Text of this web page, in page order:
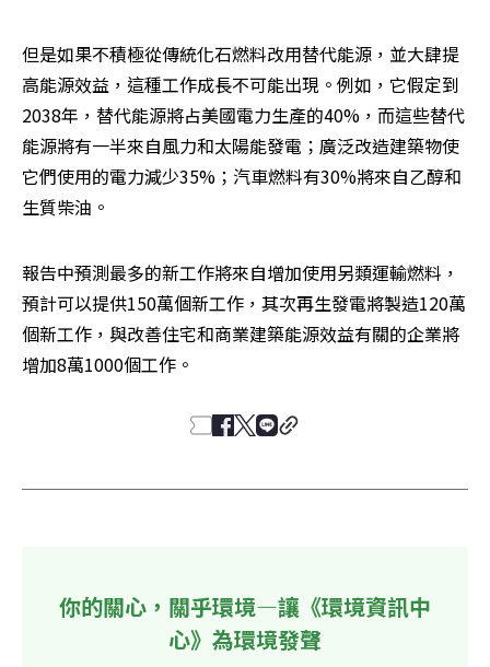
但是如果不積極從傳統化石燃料改用替代能源，並大肆提
高能源效益，這種工作成長不可能出現。例如，它假定到
2038年，替代能源將占美國電力生產的40%，而這些替代
能源將有一半來自風力和太陽能發電；廣泛改造建築物使
它們使用的電力減少35%；汽車燃料有30%將來自乙醇和
生質柴油。
報告中預測最多的新工作將來自增加使用另類運輸燃料，
預計可以提供150萬個新工作，其次再生發電將製造120萬
個新工作，與改善住宅和商業建築能源效益有關的企業將
增加8萬1000個工作。
你的關心，關乎環境—讓《環境資訊中
心》為環境發聲